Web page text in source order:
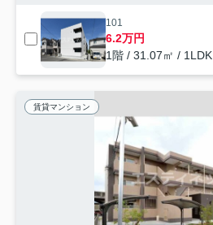
101
6.2万円
1階 / 31.07㎡ / 1LDK
賃貸マンション